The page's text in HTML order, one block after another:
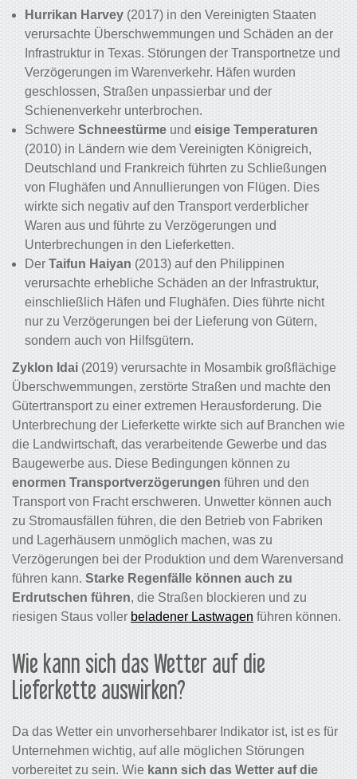
Hurrikan Harvey (2017) in den Vereinigten Staaten
verursachte Überschwemmungen und Schäden an der
Infrastruktur in Texas. Störungen der Transportnetze und
Verzögerungen im Warenverkehr. Häfen wurden
geschlossen, Straßen unpassierbar und der
Schienenverkehr unterbrochen.
Schwere Schneestürme und eisige Temperaturen
(2010) in Ländern wie dem Vereinigten Königreich,
Deutschland und Frankreich führten zu Schließungen
von Flughäfen und Annullierungen von Flügen. Dies
wirkte sich negativ auf den Transport verderblicher
Waren aus und führte zu Verzögerungen und
Unterbrechungen in den Lieferketten.
Der Taifun Haiyan (2013) auf den Philippinen
verursachte erhebliche Schäden an der Infrastruktur,
einschließlich Häfen und Flughäfen. Dies führte nicht
nur zu Verzögerungen bei der Lieferung von Gütern,
sondern auch von Hilfsgütern.
Zyklon Idai (2019) verursachte in Mosambik großflächige
Überschwemmungen, zerstörte Straßen und machte den
Gütertransport zu einer extremen Herausforderung. Die
Unterbrechung der Lieferkette wirkte sich auf Branchen wie
die Landwirtschaft, das verarbeitende Gewerbe und das
Baugewerbe aus. Diese Bedingungen können zu
enormen Transportverzögerungen führen und den
Transport von Fracht erschweren. Unwetter können auch
zu Stromausfällen führen, die den Betrieb von Fabriken
und Lagerhäusern unmöglich machen, was zu
Verzögerungen bei der Produktion und dem Warenversand
führen kann. Starke Regenfälle können auch zu
Erdrutschen führen, die Straßen blockieren und zu
riesigen Staus voller beladener Lastwagen führen können.
Wie kann sich das Wetter auf die
Lieferkette auswirken?
Da das Wetter ein unvorhersehbarer Indikator ist, ist es für
Unternehmen wichtig, auf alle möglichen Störungen
vorbereitet zu sein. Wie kann sich das Wetter auf die